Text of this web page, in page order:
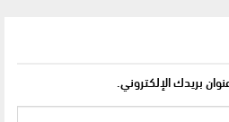
بريدك الإلكتروني.